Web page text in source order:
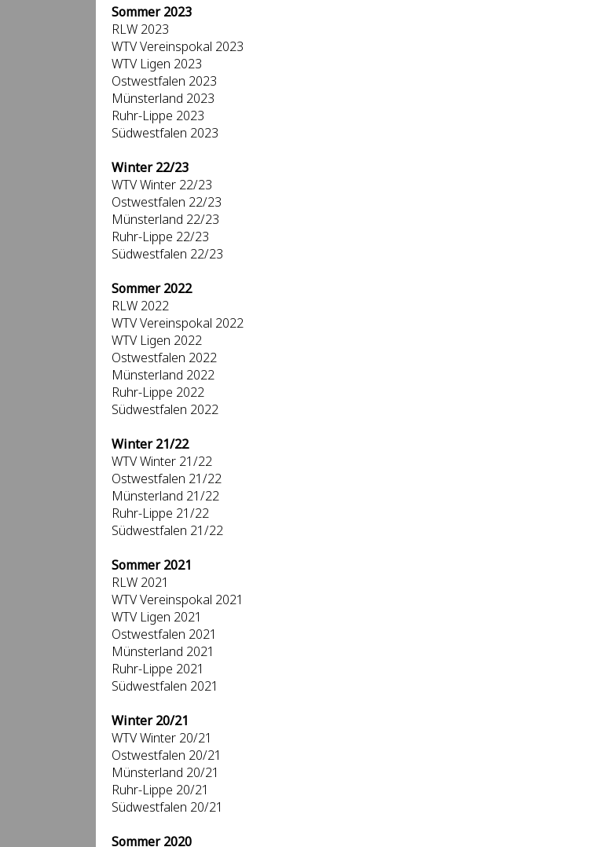
Sommer 2023
RLW 2023
WTV Vereinspokal 2023
WTV Ligen 2023
Ostwestfalen 2023
Münsterland 2023
Ruhr-Lippe 2023
Südwestfalen 2023
Winter 22/23
WTV Winter 22/23
Ostwestfalen 22/23
Münsterland 22/23
Ruhr-Lippe 22/23
Südwestfalen 22/23
Sommer 2022
RLW 2022
WTV Vereinspokal 2022
WTV Ligen 2022
Ostwestfalen 2022
Münsterland 2022
Ruhr-Lippe 2022
Südwestfalen 2022
Winter 21/22
WTV Winter 21/22
Ostwestfalen 21/22
Münsterland 21/22
Ruhr-Lippe 21/22
Südwestfalen 21/22
Sommer 2021
RLW 2021
WTV Vereinspokal 2021
WTV Ligen 2021
Ostwestfalen 2021
Münsterland 2021
Ruhr-Lippe 2021
Südwestfalen 2021
Winter 20/21
WTV Winter 20/21
Ostwestfalen 20/21
Münsterland 20/21
Ruhr-Lippe 20/21
Südwestfalen 20/21
Sommer 2020